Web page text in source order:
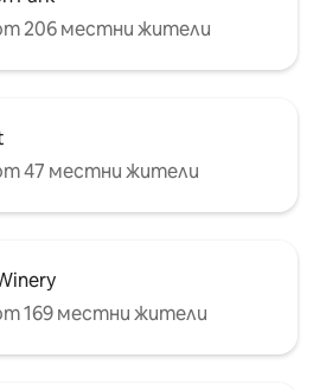
206 местни жители
47 местни жители
169 местни жители